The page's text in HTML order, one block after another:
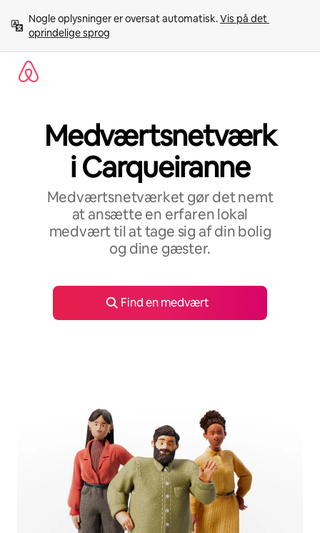
videre
indhold
Nogle oplysninger er oversat automatisk. Vis på det
oprindelige sprog
Medværtsnetværk
i Carqueiranne
Medværtsnetværket gør det nemt
at ansætte en erfaren lokal
medvært til at tage sig af din bolig
og dine gæster.
Find en medvært